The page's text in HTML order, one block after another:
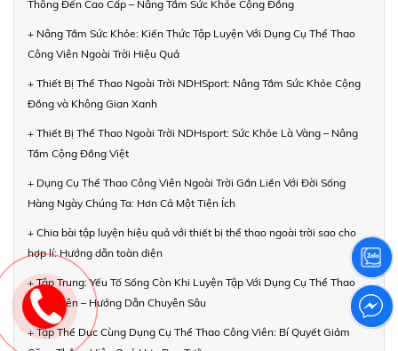
Thông Đến Cao Cấp – Nâng Tầm Sức Khỏe Cộng Đồng
+ Nâng Tầm Sức Khỏe: Kiến Thức Tập Luyện Với Dụng Cụ Thể Thao
Công Viên Ngoài Trời Hiệu Quả
+ Thiết Bị Thể Thao Ngoài Trời NDHSport: Nâng Tầm Sức Khỏe Cộng
Đồng và Không Gian Xanh
+ Thiết Bị Thể Thao Ngoài Trời NDHsport: Sức Khỏe Là Vàng – Nâng
Tầm Cộng Đồng Việt
+ Dụng Cụ Thể Thao Công Viên Ngoài Trời Gắn Liền Với Đời Sống
Hàng Ngày Chúng Ta: Hơn Cả Một Tiện Ích
+ Chia bài tập luyện hiệu quả với thiết bị thể thao ngoài trời sao cho
hợp lí: Hướng dẫn toàn diện
+ Tập Trung: Yếu Tố Sống Còn Khi Luyện Tập Với Dụng Cụ Thể Thao
Công Viên – Hướng Dẫn Chuyên Sâu
+ Tập Thể Dục Cùng Dụng Cụ Thể Thao Công Viên: Bí Quyết Giảm